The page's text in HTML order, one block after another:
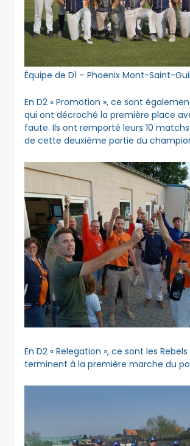
Équipe de D1 – Phoenix Mont-Saint-
En D2 « Promotion », ce sont
qui ont décroché la première place
faute. Ils ont remporté leurs 10
de cette deuxième partie du
En D2 « Relegation », ce sont les
terminent à la première marche du